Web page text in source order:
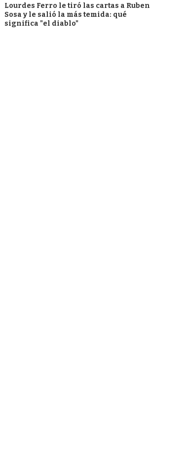
Lourdes Ferro le tiró las cartas a Ruben
Sosa y le salió la más temida: qué
significa "el diablo"